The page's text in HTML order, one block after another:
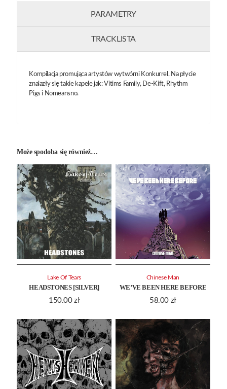
PARAMETRY
TRACKLISTA
Kompilacja promująca artystów wytwórni Konkurrel. Na płycie
znalazły się takie kapele jak: Vitims Family, De-Kift, Rhythm
Pigs i Nomeansno.
Może spodoba się również…
HEADSTONES [SILVER]
150.00 zł
Lake Of Tears
WE’VE BEEN HERE BEFORE
58.00 zł
Chinese Man